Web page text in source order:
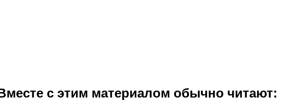
с этим материалом обычно читают: